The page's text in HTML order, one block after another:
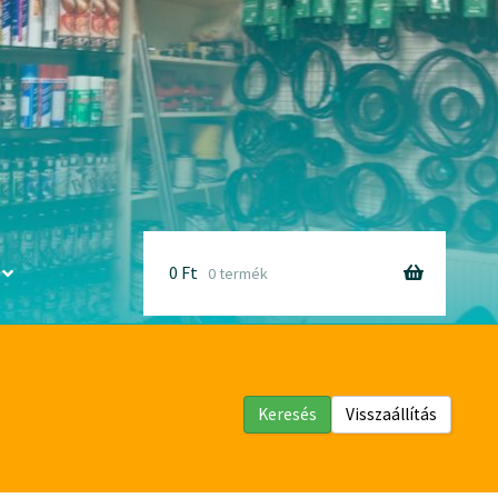
0 Ft 0 termék
Keresés Visszaállítás